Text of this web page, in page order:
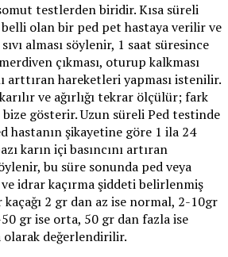
testlerden biridir. Kısa süreli
belli olan bir ped pet hastaya verilir ve
alması söylenir, 1 saat süresince
çıkması, oturup kalkması
arttıran hareketleri yapması istenilir.
ve ağırlığı tekrar ölçülür; fark
gösterir. Uzun süreli Ped testinde
hastanın şikayetine göre 1 ila 24
karın içi basıncını artıran
bu süre sonunda ped veya
idrar kaçırma şiddeti belirlenmiş
2 gr dan az ise normal, 2-10gr
gr ise orta, 50 gr dan fazla ise
değerlendirilir.